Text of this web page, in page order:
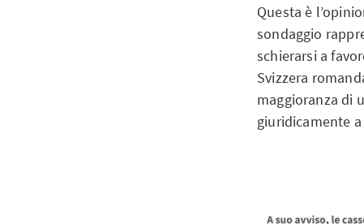
Questa è
sondaggio
schierarsi a
Svizzera
maggioranza di
giuridicamente